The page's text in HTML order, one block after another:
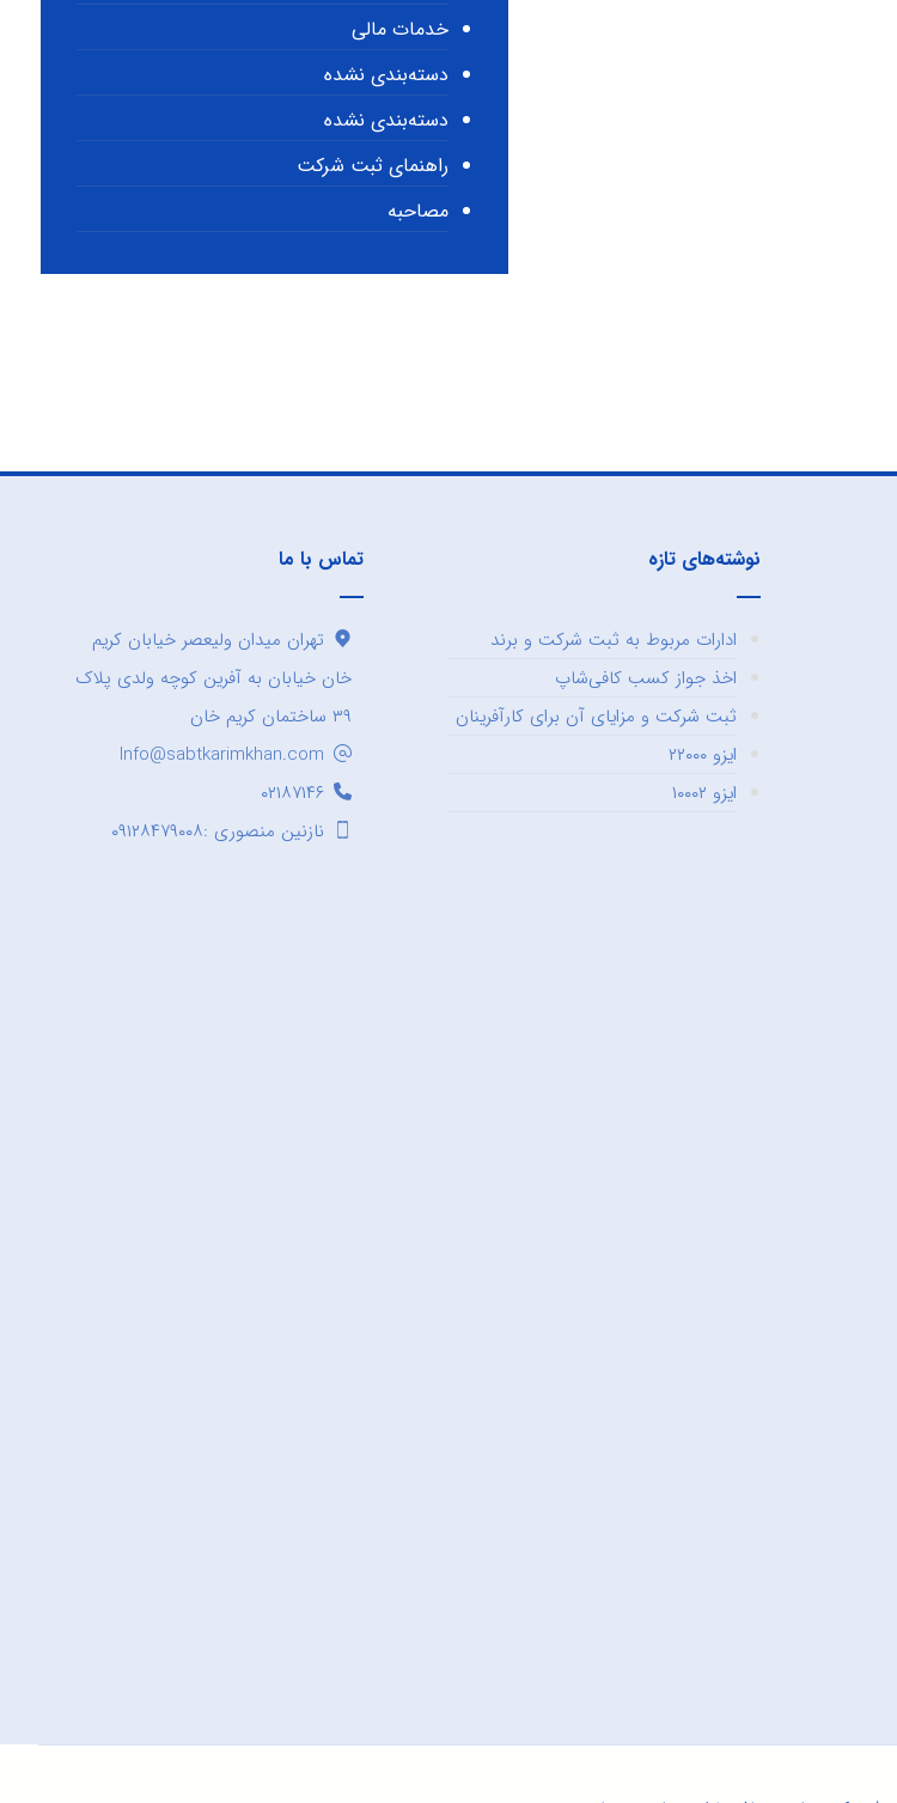
خدمات مالی
دسته‌بندی نشده
دسته‌بندی نشده
راهنمای ثبت شرکت
مصاحبه
نوشته‌های تازه
ادارات مربوط به ثبت شرکت و برند
اخذ جواز کسب کافی‌شاپ
ثبت شرکت و مزایای آن برای کارآفرینان
ایزو ۲۲۰۰۰
ایزو ۱۰۰۰۲
تماس با ما
تهران میدان ولیعصر خیابان کریم
خان خیابان به آفرین کوچه ولدی پلاک
۳۹ ساختمان کریم خان
Info@sabtkarimkhan.com
۰۲۱۸۷۱۴۶
نازنین منصوری :۰۹۱۲۸۴۷۹۰۰۸